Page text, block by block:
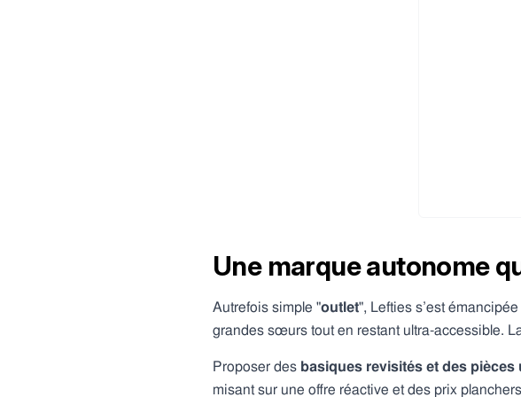
Une marque autonome
Autrefois simple "outlet", Lefties s’est
grandes sœurs tout en restant ultra-accessible.
Proposer des basiques revisités et des pièces
misant sur une offre réactive et des prix